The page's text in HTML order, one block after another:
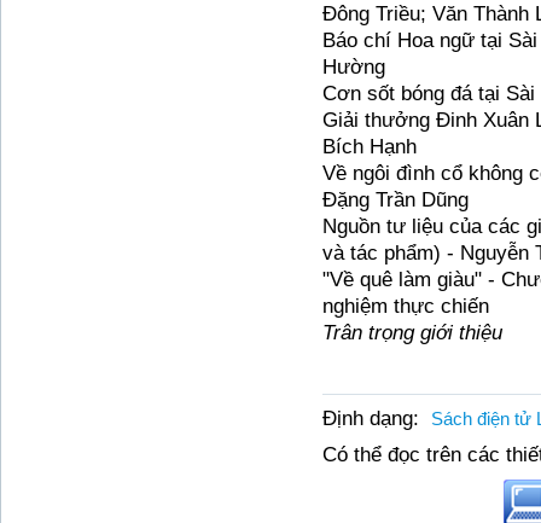
Đông Triều; Văn Thành
Báo chí Hoa ngữ tại
Hường
Cơn sốt bóng đá tại
Giải thưởng Đinh Xuân
Bích Hạnh
Về ngôi đình cổ không
Đặng Trần Dũng
Nguồn tư liệu của các
và tác phẩm) - Nguyễn
"Về quê làm giàu" -
nghiệm thực chiến
Trân trọng giới thiệu
Định dạng: Sách điện tử
Có thể đọc trên các